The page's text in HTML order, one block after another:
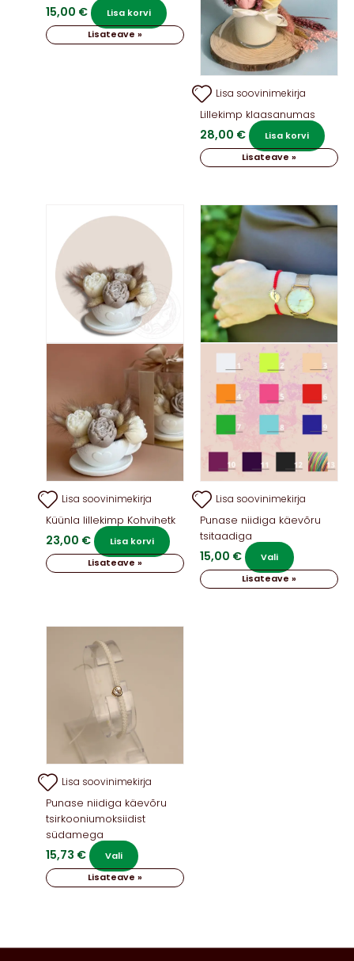
15,00 €
Lisa korvi
Lisateave »
Lisa soovinimekirja
Lillekimp klaasanumas
28,00 €
Lisa korvi
Lisateave »
Lisa soovinimekirja
Küünla lillekimp Kohvihetk
23,00 €
Lisa korvi
Lisateave »
Lisa soovinimekirja
Punase niidiga käevõru
tsitaadiga
15,00 € Vali
Sellel
tootel
on
Lisateave »
Lisa soovinimekirja
Punase niidiga käevõru
tsirkooniumoksiidist
südamega
15,73 € Vali
Sellel
tootel
on
saab
Lisateave »